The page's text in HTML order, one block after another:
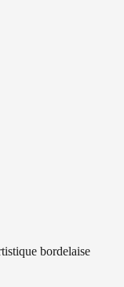
bordelaise